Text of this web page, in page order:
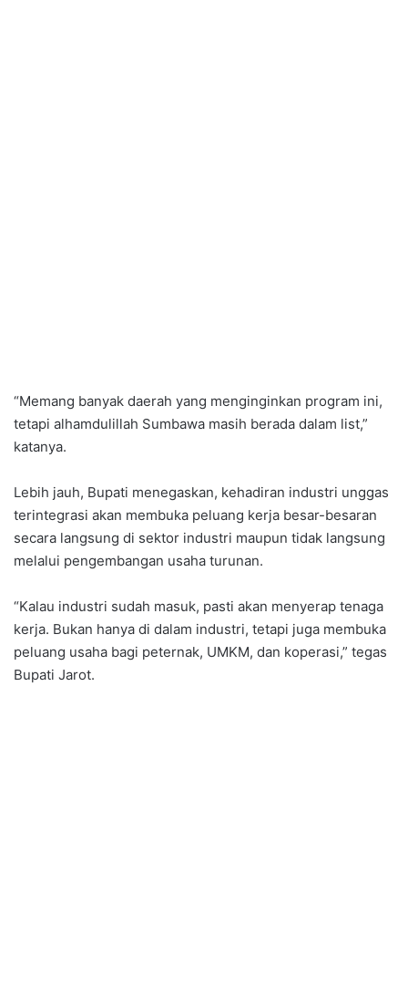
“Memang banyak daerah yang menginginkan program ini,
tetapi alhamdulillah Sumbawa masih berada dalam list,”
katanya.
Lebih jauh, Bupati menegaskan, kehadiran industri unggas
terintegrasi akan membuka peluang kerja besar-besaran
secara langsung di sektor industri maupun tidak langsung
melalui pengembangan usaha turunan.
“Kalau industri sudah masuk, pasti akan menyerap tenaga
kerja. Bukan hanya di dalam industri, tetapi juga membuka
peluang usaha bagi peternak, UMKM, dan koperasi,” tegas
Bupati Jarot.